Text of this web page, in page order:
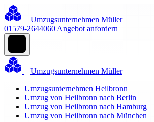
Umzugsunternehmen Müller
01579-2644060 Angebot anfordern
Umzugsunternehmen Müller
Umzugsunternehmen Heilbronn
Umzug von Heilbronn nach Berlin
Umzug von Heilbronn nach Hamburg
Umzug von Heilbronn nach München